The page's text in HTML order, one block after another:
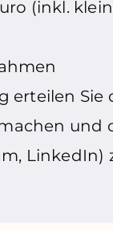
(inkl.
erteilen Sie
und
LinkedIn)